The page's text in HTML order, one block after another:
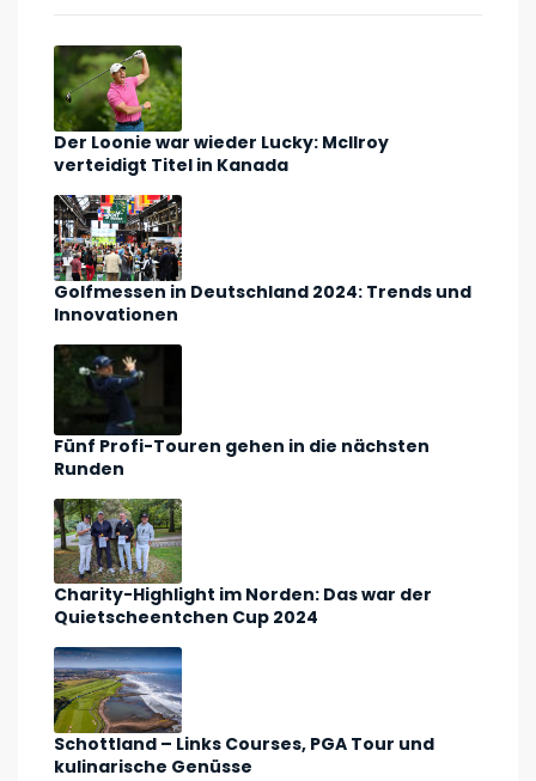
Der Loonie war wieder Lucky: McIlroy
verteidigt Titel in Kanada
Golfmessen in Deutschland 2024: Trends und
Innovationen
Fünf Profi-Touren gehen in die nächsten
Runden
Charity-Highlight im Norden: Das war der
Quietscheentchen Cup 2024
Schottland – Links Courses, PGA Tour und
kulinarische Genüsse